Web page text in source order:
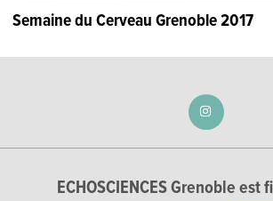
Semaine du Cerveau Grenoble 2017
ECHOSCIENCES Grenoble est